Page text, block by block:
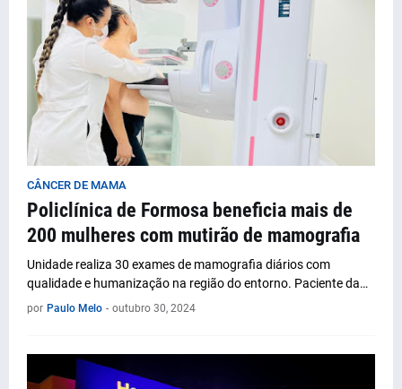
CÂNCER DE MAMA
Policlínica de Formosa beneficia mais de
200 mulheres com mutirão de mamografia
Unidade realiza 30 exames de mamografia diários com
qualidade e humanização na região do entorno. Paciente da…
por Paulo Melo - outubro 30, 2024